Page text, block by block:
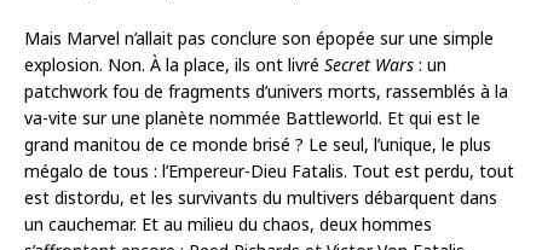
Mais Marvel n’allait pas conclure son épopée sur une simple
explosion. Non. À la place, ils ont livré Secret Wars : un
patchwork fou de fragments d’univers morts, rassemblés à la
va-vite sur une planète nommée Battleworld. Et qui est le
grand manitou de ce monde brisé ? Le seul, l’unique, le plus
mégalo de tous : l’Empereur-Dieu Fatalis. Tout est perdu, tout
est distordu, et les survivants du multivers débarquent dans
un cauchemar. Et au milieu du chaos, deux hommes